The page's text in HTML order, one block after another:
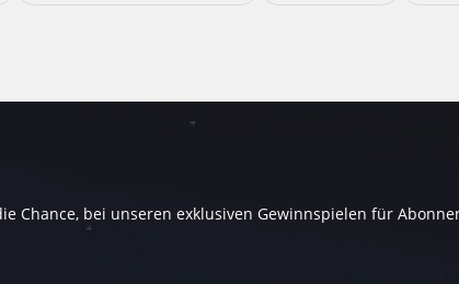
Chance, bei unseren exklusiven Gewinnspielen für